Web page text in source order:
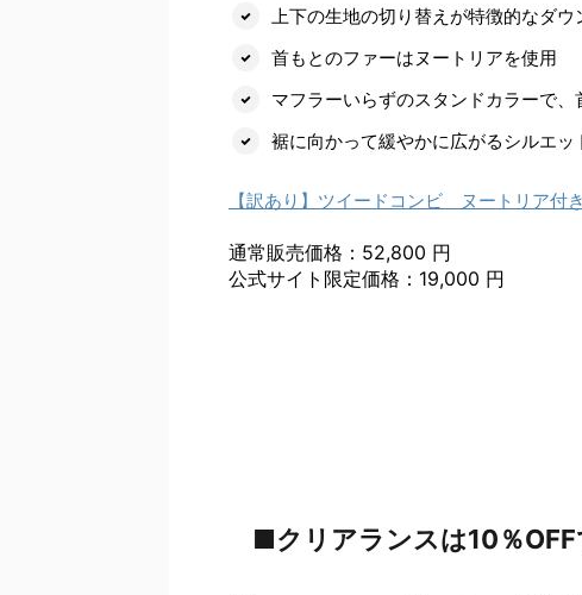
上下の生地の切り替えが特徴的なダウ
首もとのファーはヌートリアを使用
マフラーいらずのスタンドカラーで
裾に向かって緩やかに広がるシルエ
【訳あり】ツイードコンビ ヌートリア
通常販売価格：52,800 円
公式サイト限定価格：19,000 円
■クリアランスは10％OFF